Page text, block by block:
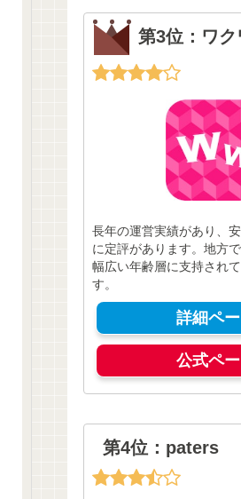
第3位：ワ
長年の運営実績があり、
に定評があります。地方
幅広い年齢層に支持され
す。
詳細ペ
公式ペ
第4位：paters